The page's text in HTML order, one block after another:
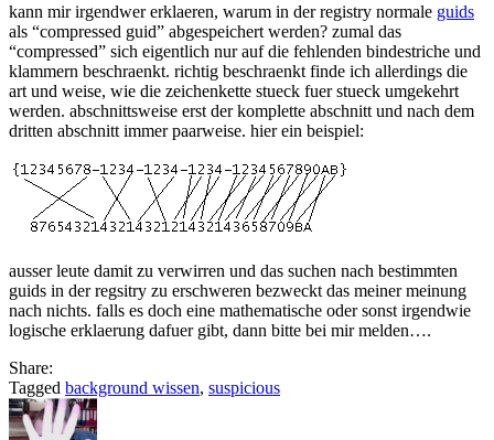
kann mir irgendwer erklaeren, warum in der registry normale guids
als “compressed guid” abgespeichert werden? zumal das
“compressed” sich eigentlich nur auf die fehlenden bindestriche und
klammern beschraenkt. richtig beschraenkt finde ich allerdings die
art und weise, wie die zeichenkette stueck fuer stueck umgekehrt
werden. abschnittsweise erst der komplette abschnitt und nach dem
dritten abschnitt immer paarweise. hier ein beispiel:
ausser leute damit zu verwirren und das suchen nach bestimmten
guids in der regsitry zu erschweren bezweckt das meiner meinung
nach nichts. falls es doch eine mathematische oder sonst irgendwie
logische erklaerung dafuer gibt, dann bitte bei mir melden….
Share:
Tagged background wissen, suspicious